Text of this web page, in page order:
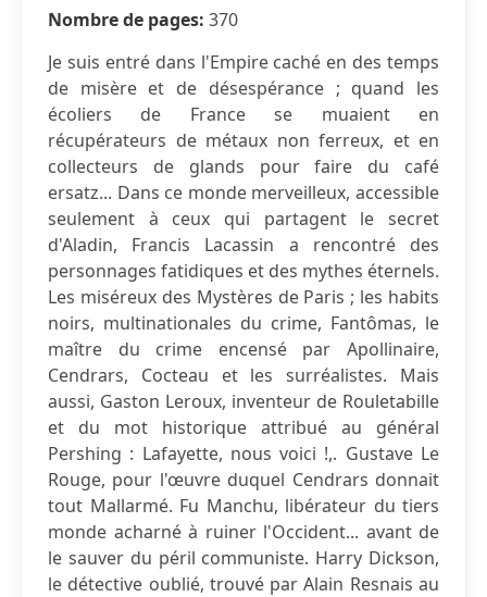
Nombre de pages: 370
Je suis entré dans l'Empire caché en des temps
de misère et de désespérance ; quand les
écoliers de France se muaient en
récupérateurs de métaux non ferreux, et en
collecteurs de glands pour faire du café
ersatz... Dans ce monde merveilleux, accessible
seulement à ceux qui partagent le secret
d'Aladin, Francis Lacassin a rencontré des
personnages fatidiques et des mythes éternels.
Les miséreux des Mystères de Paris ; les habits
noirs, multinationales du crime, Fantômas, le
maître du crime encensé par Apollinaire,
Cendrars, Cocteau et les surréalistes. Mais
aussi, Gaston Leroux, inventeur de Rouletabille
et du mot historique attribué au général
Pershing : Lafayette, nous voici !,. Gustave Le
Rouge, pour l'œuvre duquel Cendrars donnait
tout Mallarmé. Fu Manchu, libérateur du tiers
monde acharné à ruiner l'Occident... avant de
le sauver du péril communiste. Harry Dickson,
le détective oublié, trouvé par Alain Resnais au